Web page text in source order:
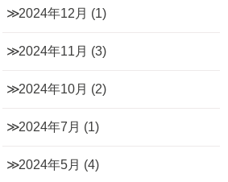
2024年12月 (1)
2024年11月 (3)
2024年10月 (2)
2024年7月 (1)
2024年5月 (4)